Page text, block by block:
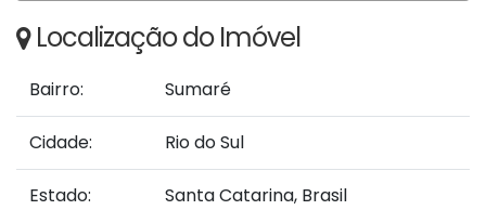
Localização do Imóvel
Bairro: Sumaré
Cidade: Rio do Sul
Estado: Santa Catarina, Brasil